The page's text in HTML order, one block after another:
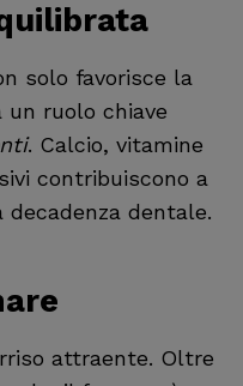
solo favorisce la
un ruolo chiave
. Calcio, vitamine
contribuiscono a
dentale.
attraente. Oltre